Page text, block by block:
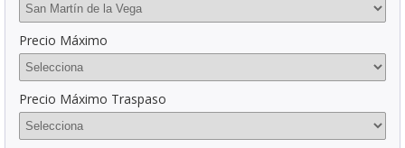
Precio Máximo
Precio Máximo Traspaso